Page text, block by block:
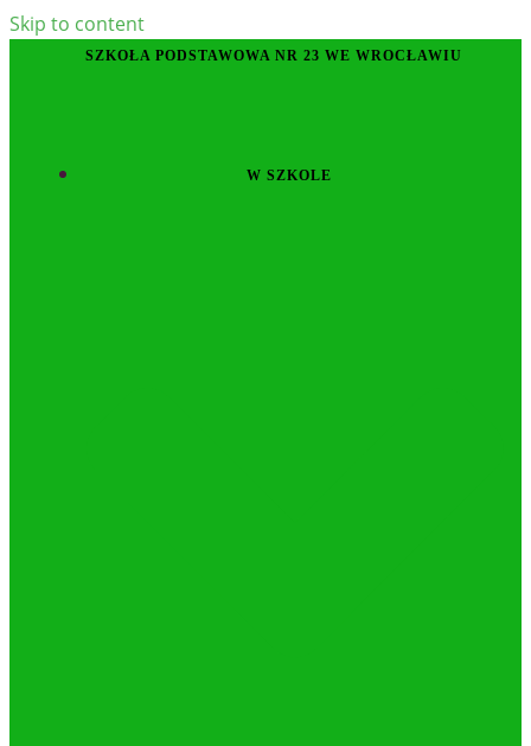
Skip to content
SZKOŁA PODSTAWOWA NR 23 WE WROCŁAWIU
W SZKOLE